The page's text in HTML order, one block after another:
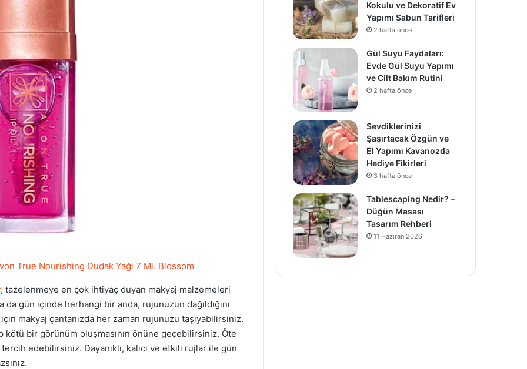
True Nourishing Dudak Yağı 7 Ml. Blossom
, tazelenmeye en çok ihtiyaç duyan makyaj malzemeleri
gün içinde herhangi bir anda, rujunuzun dağıldığını
makyaj çantanızda her zaman rujunuzu taşıyabilirsiniz.
bir görünüm oluşmasının önüne geçebilirsiniz. Öte
edebilirsiniz. Dayanıklı, kalıcı ve etkili rujlar ile gün
Kokulu ve Dekoratif Ev
Yapımı Sabun Tarifleri
2 hafta önce
Gül Suyu Faydaları:
Evde Gül Suyu Yapımı
ve Cilt Bakım Rutini
2 hafta önce
Sevdiklerinizi
Şaşırtacak Özgün ve
El Yapımı Kavanozda
Hediye Fikirleri
3 hafta önce
Tablescaping Nedir? –
Düğün Masası
Tasarım Rehberi
11 Haziran 2026